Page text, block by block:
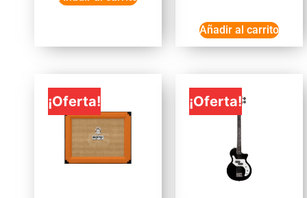
Añadir al carrito
¡Oferta! ¡Oferta!